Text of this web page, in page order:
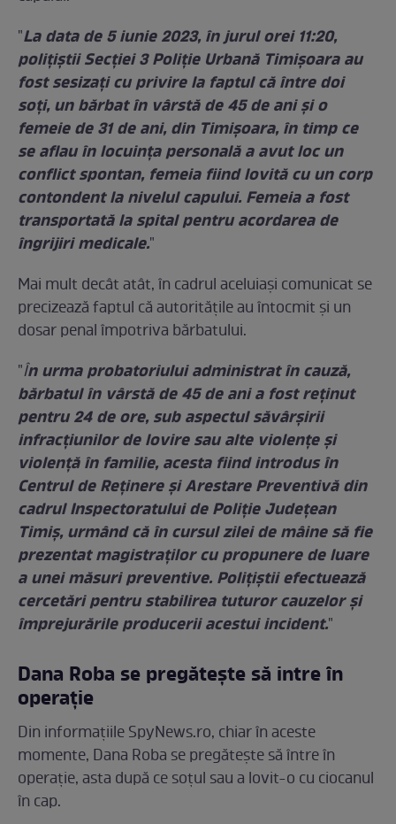
"La data de 5 iunie 2023, în jurul orei 11:20,
polițiștii Secției 3 Poliție Urbană Timișoara au
fost sesizați cu privire la faptul că între doi
soți, un bărbat în vârstă de 45 de ani și o
femeie de 31 de ani, din Timișoara, în timp ce
se aflau în locuința personală a avut loc un
conflict spontan, femeia fiind lovită cu un corp
contondent la nivelul capului. Femeia a fost
transportată la spital pentru acordarea de
îngrijiri medicale."
Mai mult decât atât, în cadrul aceluiași comunicat se
precizează faptul că autoritățile au întocmit și un
dosar penal împotriva bărbatului.
"În urma probatoriului administrat în cauză,
bărbatul în vârstă de 45 de ani a fost reținut
pentru 24 de ore, sub aspectul săvârșirii
infracțiunilor de lovire sau alte violențe și
violență în familie, acesta fiind introdus în
Centrul de Reținere și Arestare Preventivă din
cadrul Inspectoratului de Poliție Județean
Timiș, urmând că în cursul zilei de mâine să fie
prezentat magistraților cu propunere de luare
a unei măsuri preventive. Polițiștii efectuează
cercetări pentru stabilirea tuturor cauzelor și
împrejurările producerii acestui incident."
Dana Roba se pregătește să intre în
operație
Din informațiile SpyNews.ro, chiar în aceste
momente, Dana Roba se pregătește să între în
operație, asta după ce soțul sau a lovit-o cu ciocanul
în cap.